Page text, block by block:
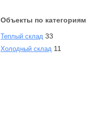
Объекты по категориям
Теплый склад 33
Холодный склад 11